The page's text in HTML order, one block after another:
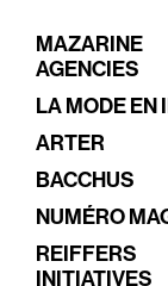
MAZARINE
AGENCIES
LA MODE EN
ARTER
BACCHUS
NUMÉRO
REIFFERS
INITIATIVES